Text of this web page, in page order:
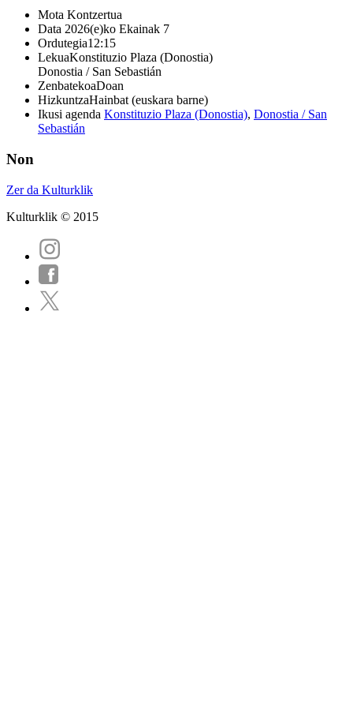
Mota Kontzertua
Data 2026(e)ko Ekainak 7
Ordutegia12:15
LekuaKonstituzio Plaza (Donostia)
Donostia / San Sebastián
ZenbatekoaDoan
HizkuntzaHainbat (euskara barne)
Ikusi agenda Konstituzio Plaza (Donostia), Donostia / San
Sebastián
Non
Zer da Kulturklik
Kulturklik © 2015